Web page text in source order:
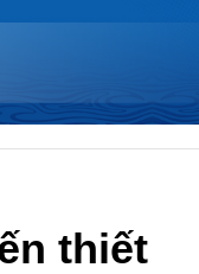
thiết